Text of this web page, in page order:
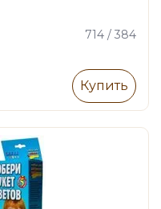
714 / 384
Купить